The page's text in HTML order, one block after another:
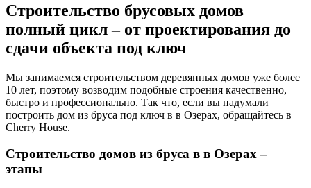
Строительство брусовых домов
полный цикл – от проектирования до
сдачи объекта под ключ
Мы занимаемся строительством деревянных домов уже более
10 лет, поэтому возводим подобные строения качественно,
быстро и профессионально. Так что, если вы надумали
построить дом из бруса под ключ в в Озерах, обращайтесь в
Cherry House.
Строительство домов из бруса в в Озерах –
этапы